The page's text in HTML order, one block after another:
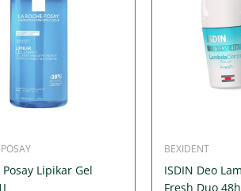
Posay Lipikar Gel
BEXIDENT
ISDIN Deo
Fresh Duo